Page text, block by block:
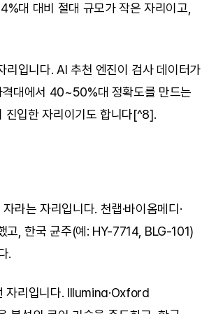
대 대비 절대 규모가 작은 자리이고,
리입니다. AI 추천 엔진이 검사 데이터가
격대에서 40~50%대 정확도를 만드는
진입한 자리이기도 합니다[^8].
라는 자리입니다. 천랩·바이옴메디·
고, 한국 균주(예: HY-7714, BLG-101)
.
자리입니다. Illumina·Oxford